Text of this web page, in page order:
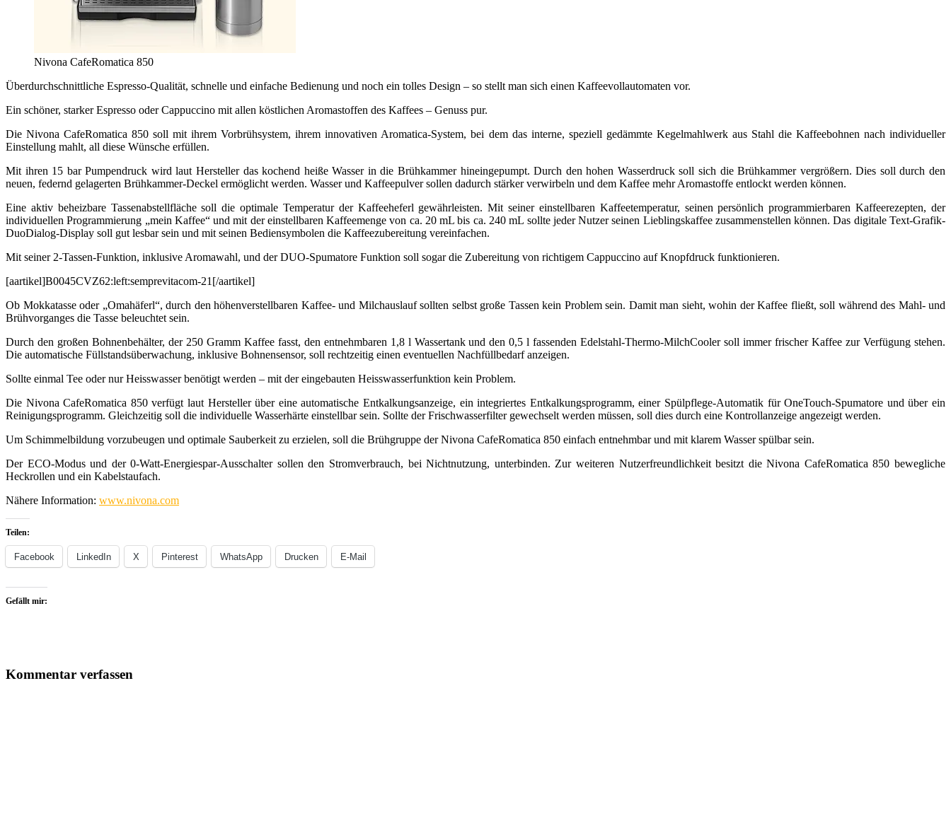
Nivona CafeRomatica 850
Überdurchschnittliche Espresso-Qualität, schnelle und einfache Bedienung und noch ein tolles Design – so stellt man sich einen Kaffeevollautomaten vor.
Ein schöner, starker Espresso oder Cappuccino mit allen köstlichen Aromastoffen des Kaffees – Genuss pur.
Die Nivona CafeRomatica 850 soll mit ihrem Vorbrühsystem, ihrem innovativen Aromatica-System, bei dem das interne, speziell gedämmte Kegelmahlwerk aus Stahl die Kaffeebohnen nach individueller
Einstellung mahlt, all diese Wünsche erfüllen.
Mit ihren 15 bar Pumpendruck wird laut Hersteller das kochend heiße Wasser in die Brühkammer hineingepumpt. Durch den hohen Wasserdruck soll sich die Brühkammer vergrößern. Dies soll durch den
neuen, federnd gelagerten Brühkammer-Deckel ermöglicht werden. Wasser und Kaffeepulver sollen dadurch stärker verwirbeln und dem Kaffee mehr Aromastoffe entlockt werden können.
Eine aktiv beheizbare Tassenabstellfläche soll die optimale Temperatur der Kaffeeheferl gewährleisten. Mit seiner einstellbaren Kaffeetemperatur, seinen persönlich programmierbaren Kaffeerezepten, der
individuellen Programmierung „mein Kaffee“ und mit der einstellbaren Kaffeemenge von ca. 20 mL bis ca. 240 mL sollte jeder Nutzer seinen Lieblingskaffee zusammenstellen können. Das digitale Text-Grafik-
DuoDialog-Display soll gut lesbar sein und mit seinen Bediensymbolen die Kaffeezubereitung vereinfachen.
Mit seiner 2-Tassen-Funktion, inklusive Aromawahl, und der DUO-Spumatore Funktion soll sogar die Zubereitung von richtigem Cappuccino auf Knopfdruck funktionieren.
[aartikel]B0045CVZ62:left:semprevitacom-21[/aartikel]
Ob Mokkatasse oder „Omahäferl“, durch den höhenverstellbaren Kaffee- und Milchauslauf sollten selbst große Tassen kein Problem sein. Damit man sieht, wohin der Kaffee fließt, soll während des Mahl- und
Brühvorganges die Tasse beleuchtet sein.
Durch den großen Bohnenbehälter, der 250 Gramm Kaffee fasst, den entnehmbaren 1,8 l Wassertank und den 0,5 l fassenden Edelstahl-Thermo-MilchCooler soll immer frischer Kaffee zur Verfügung stehen.
Die automatische Füllstandsüberwachung, inklusive Bohnensensor, soll rechtzeitig einen eventuellen Nachfüllbedarf anzeigen.
Sollte einmal Tee oder nur Heisswasser benötigt werden – mit der eingebauten Heisswasserfunktion kein Problem.
Die Nivona CafeRomatica 850 verfügt laut Hersteller über eine automatische Entkalkungsanzeige, ein integriertes Entkalkungsprogramm, einer Spülpflege-Automatik für OneTouch-Spumatore und über ein
Reinigungsprogramm. Gleichzeitig soll die individuelle Wasserhärte einstellbar sein. Sollte der Frischwasserfilter gewechselt werden müssen, soll dies durch eine Kontrollanzeige angezeigt werden.
Um Schimmelbildung vorzubeugen und optimale Sauberkeit zu erzielen, soll die Brühgruppe der Nivona CafeRomatica 850 einfach entnehmbar und mit klarem Wasser spülbar sein.
Der ECO-Modus und der 0-Watt-Energiespar-Ausschalter sollen den Stromverbrauch, bei Nichtnutzung, unterbinden. Zur weiteren Nutzerfreundlichkeit besitzt die Nivona CafeRomatica 850 bewegliche
Heckrollen und ein Kabelstaufach.
Nähere Information: www.nivona.com
Teilen:
Facebook LinkedIn X Pinterest WhatsApp Drucken E-Mail
Gefällt mir:
Kommentar verfassen